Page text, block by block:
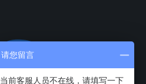
请您留言
当前客服人员不在线，请填写一下